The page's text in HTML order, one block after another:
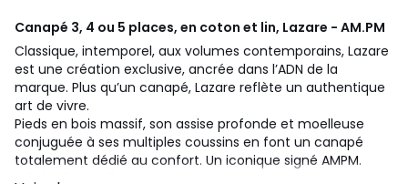
Canapé 3, 4 ou 5 places, en coton et lin, Lazare - AM.PM
Classique, intemporel, aux volumes contemporains, Lazare
est une création exclusive, ancrée dans l’ADN de la
marque. Plus qu’un canapé, Lazare reflète un authentique
art de vivre.
Pieds en bois massif, son assise profonde et moelleuse
conjuguée à ses multiples coussins en font un canapé
totalement dédié au confort. Un iconique signé AMPM.
Fabriqué en Italie.